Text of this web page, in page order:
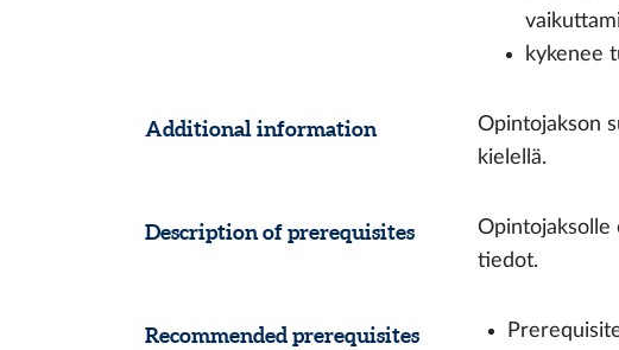
kykenee
Additional information
Opintojakson
kielellä.
Description of prerequisites
Opintojaksolle
tiedot.
Recommended prerequisites